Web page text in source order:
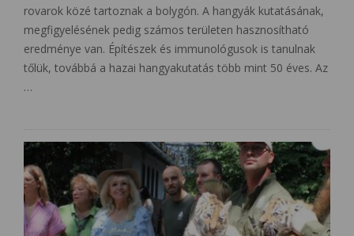
rovarok közé tartoznak a bolygón. A hangyák kutatásának,
megfigyelésének pedig számos területen hasznosítható
eredménye van. Építészek és immunológusok is tanulnak
tőlük, továbbá a hazai hangyakutatás több mint 50 éves. Az
…